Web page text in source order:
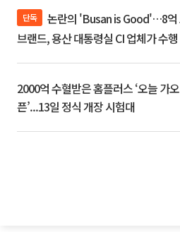
단독
브랜드, 용산 대통령실 CI 업체가 수행
2000억 수혈받은 홈플러스 ‘오늘 가오
픈’...13일 정식 개장 시험대